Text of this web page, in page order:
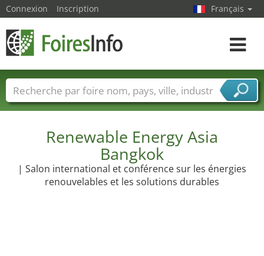
Renewable Energy Asia
Bangkok
| Salon international et conférence sur les énergies
renouvelables et les solutions durables
Connexion Inscription Français
Toggle
Foire noms Pays Villes
Secteurs de foire